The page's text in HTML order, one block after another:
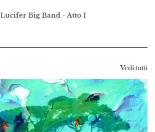
Lucifer Big Band - Atto I
Vedi tutti